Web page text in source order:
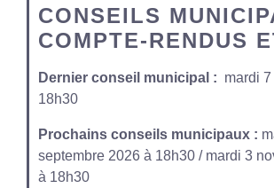
CONSEILS
COMPTE-RENDUS
Dernier conseil municipal : mardi
18h30
Prochains conseils municipaux :
septembre 2026 à 18h30 / mardi 3
à 18h30